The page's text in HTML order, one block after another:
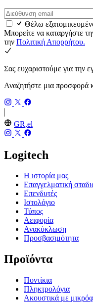
Θέλω
Μπορείτε να καταργήστε
την Πολιτική Απορρήτου.
Σας ευχαριστούμε για την
Αναζητήστε μια προσφορά
GR,el
Logitech
Η ιστορία μας
Επαγγελματική
Επενδυτές
Ιστολόγιο
Τύπος
Αειφορία
Ανακύκλωση
Προσβασιμότητα
Προϊόντα
Ποντίκια
Πληκτρολόγια
Ακουστικά με